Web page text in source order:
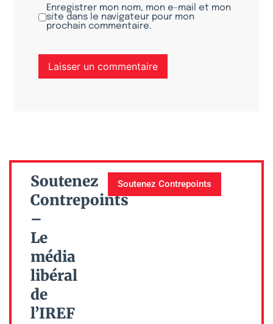
Enregistrer mon nom, mon e-mail et mon
site dans le navigateur pour mon
prochain commentaire.
Soutenez
Contrepoints
–
Le
média
libéral
de
l’IREF
Soutenez Contrepoints